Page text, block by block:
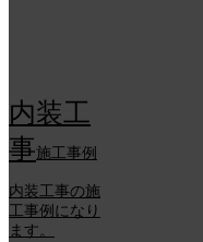
内装工
事施工事例
内装工事の施
工事例になり
ます。